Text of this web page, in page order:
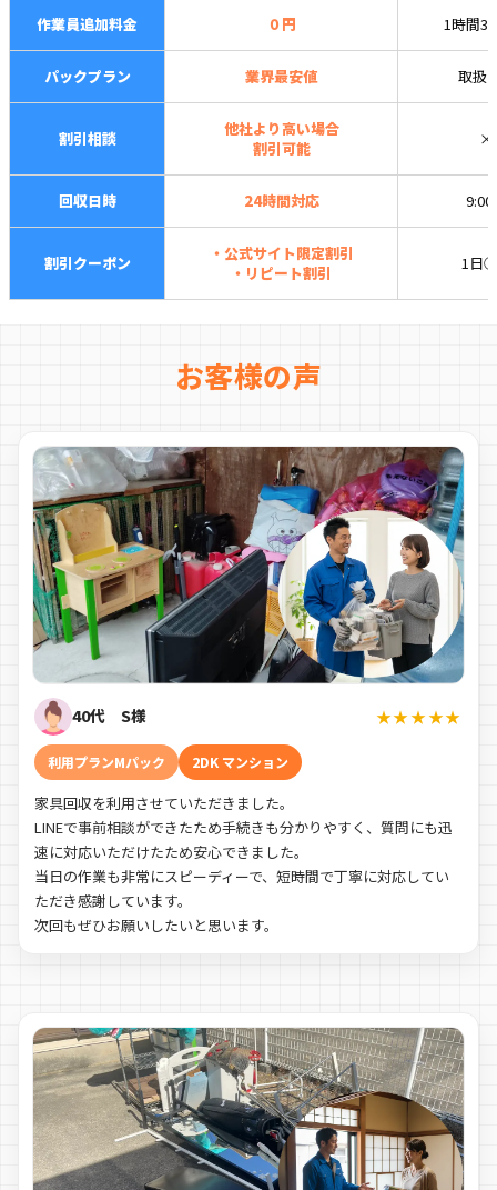
作業員追加料金 ０円 1時間
パックプラン 業界最安値 取扱
割引相談
他社より高い場合
割引可能
×
回収日時 24時間対応 9:00
割引クーポン
・公式サイト限定割引
・リピート割引
1日
お客様の声
40代 S様 ★★★★★
利用プランMパック 2DK マンション
家具回収を利用させていただきました。
LINEで事前相談ができたため手続きも分かりやすく、質問にも迅
速に対応いただけたため安心できました。
当日の作業も非常にスピーディーで、短時間で丁寧に対応してい
ただき感謝しています。
次回もぜひお願いしたいと思います。